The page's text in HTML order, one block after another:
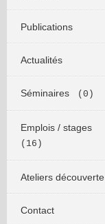
Publications
Actualités
Séminaires (0)
Emplois / stages
(16)
Ateliers découverte
Contact